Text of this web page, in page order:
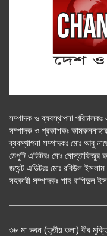
সম্পাদক ও ব্যবস্থাপনা
সম্পাদক ও প্রকাশকঃ কামরুননাহার
ব্যবস্থাপনা সম্পাদকঃ মোঃ আবু
ডেপুটি এডিটরঃ মোঃ মোস্তাফিজুর
জয়েন্ট এডিটরঃ মোঃ রবিউল ইসলাম
সহকারী সম্পাদকঃ শাহ রাশিদুল
৩৮ মা ভবন (তৃতীয় তলা) বীর